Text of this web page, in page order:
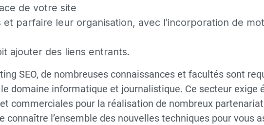
de votre site
parfaire leur organisation, avec l’incorporation de
ajouter des liens entrants.
SEO, de nombreuses connaissances et facultés sont
domaine informatique et journalistique. Ce secteur exige
commerciales pour la réalisation de nombreux
connaître l’ensemble des nouvelles techniques pour vous